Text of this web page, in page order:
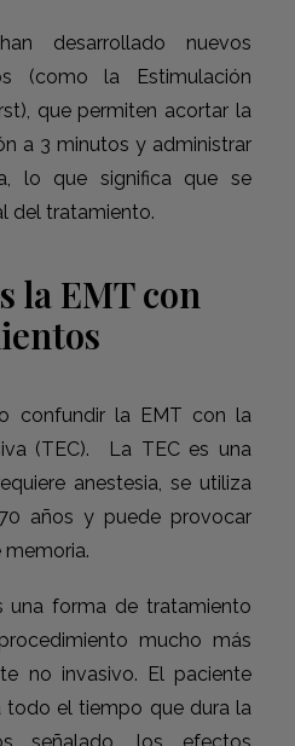
desarrollado nuevos
(como la Estimulación
que permiten acortar la
a 3 minutos y administrar
lo que significa que se
del tratamiento.
la EMT con
confundir la EMT con la
(TEC). La TEC es una
anestesia, se utiliza
años y puede provocar
una forma de tratamiento
mucho más
no invasivo. El paciente
todo el tiempo que dura la